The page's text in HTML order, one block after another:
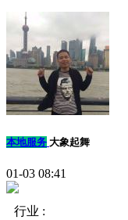
本地服务 大象起舞
01-03 08:41
行业 :